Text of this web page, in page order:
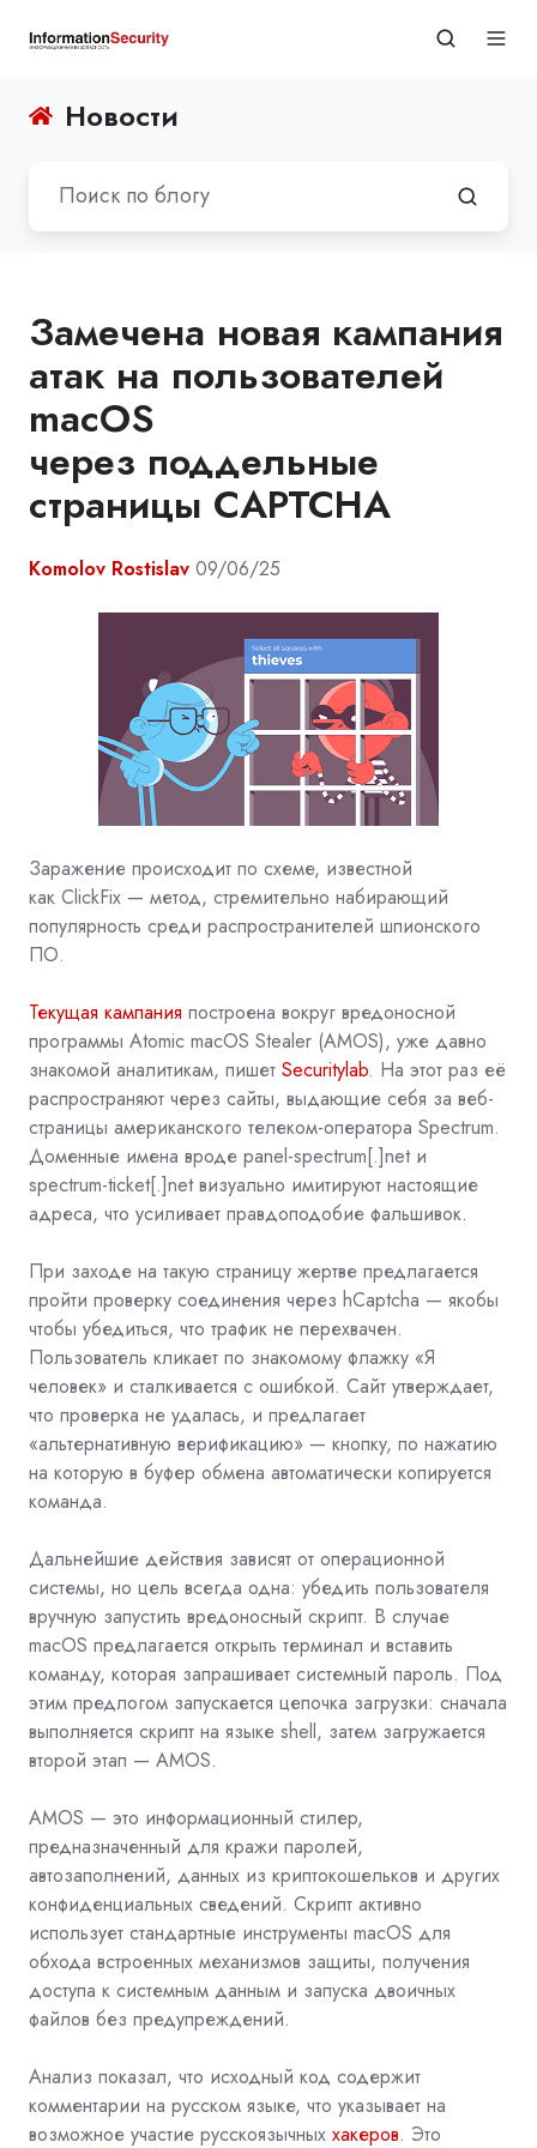
Новости
Замечена новая кампания
атак на пользователей
macOS
через поддельные
страницы CAPTCHA
Komolov Rostislav 09/06/25
Заражение происходит по схеме, известной
как ClickFix — метод, стремительно набирающий
популярность среди распространителей шпионского
ПО.
Текущая кампания построена вокруг вредоносной
программы Atomic macOS Stealer (AMOS), уже давно
знакомой аналитикам, пишет Securitylab. На этот раз её
распространяют через сайты, выдающие себя за веб-
страницы американского телеком-оператора Spectrum.
Доменные имена вроде panel-spectrum[.]net и
spectrum-ticket[.]net визуально имитируют настоящие
адреса, что усиливает правдоподобие фальшивок.
При заходе на такую страницу жертве предлагается
пройти проверку соединения через hCaptcha — якобы
чтобы убедиться, что трафик не перехвачен.
Пользователь кликает по знакомому флажку «Я
человек» и сталкивается с ошибкой. Сайт утверждает,
что проверка не удалась, и предлагает
«альтернативную верификацию» — кнопку, по нажатию
на которую в буфер обмена автоматически копируется
команда.
Дальнейшие действия зависят от операционной
системы, но цель всегда одна: убедить пользователя
вручную запустить вредоносный скрипт. В случае
macOS предлагается открыть терминал и вставить
команду, которая запрашивает системный пароль. Под
этим предлогом запускается цепочка загрузки: сначала
выполняется скрипт на языке shell, затем загружается
второй этап — AMOS.
AMOS — это информационный стилер,
предназначенный для кражи паролей,
автозаполнений, данных из криптокошельков и других
конфиденциальных сведений. Скрипт активно
использует стандартные инструменты macOS для
обхода встроенных механизмов защиты, получения
доступа к системным данным и запуска двоичных
файлов без предупреждений.
Анализ показал, что исходный код содержит
комментарии на русском языке, что указывает на
возможное участие русскоязычных хакеров. Это